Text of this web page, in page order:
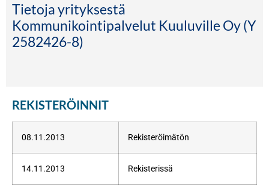
Tietoja yrityksestä
Kommunikointipalvelut Kuuluville Oy (Y
2582426-8)
REKISTERÖINNIT
08.11.2013 Rekisteröimätön
14.11.2013 Rekisterissä